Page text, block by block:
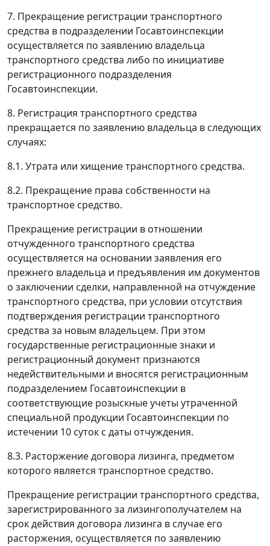
7. Прекращение регистрации транспортного
средства в подразделении Госавтоинспекции
осуществляется по заявлению владельца
транспортного средства либо по инициативе
регистрационного подразделения
Госавтоинспекции.
8. Регистрация транспортного средства
прекращается по заявлению владельца в следующих
случаях:
8.1. Утрата или хищение транспортного средства.
8.2. Прекращение права собственности на
транспортное средство.
Прекращение регистрации в отношении
отчужденного транспортного средства
осуществляется на основании заявления его
прежнего владельца и предъявления им документов
о заключении сделки, направленной на отчуждение
транспортного средства, при условии отсутствия
подтверждения регистрации транспортного
средства за новым владельцем. При этом
государственные регистрационные знаки и
регистрационный документ признаются
недействительными и вносятся регистрационным
подразделением Госавтоинспекции в
соответствующие розыскные учеты утраченной
специальной продукции Госавтоинспекции по
истечении 10 суток с даты отчуждения.
8.3. Расторжение договора лизинга, предметом
которого является транспортное средство.
Прекращение регистрации транспортного средства,
зарегистрированного за лизингополучателем на
срок действия договора лизинга в случае его
расторжения, осуществляется по заявлению